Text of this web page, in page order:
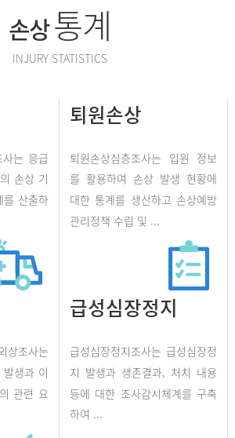
손상통계
INJURY STATISTICS
사는 응급
손상 기
를 산출하
퇴원손상
퇴원손상심층조사는 입원 정보
를 활용하여 손상 발생 현황에
대한 통계를 생산하고 손상예방
관리정책 수립 및 ...
상조사는
생과 이
관련 요
급성심장정지
급성심장정지조사는 급성심장정
지 발생과 생존결과, 처치 내용
등에 대한 조사감시체계를 구축
하여 ...